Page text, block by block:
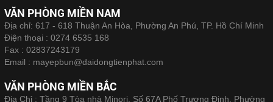
VĂN PHÒNG MIỀN NAM
Địa chỉ: 617 - 618 Thuận An Hòa, Phường An Phú, TP. Hồ Chí Minh
Điện thoại : 0274 6535 168
Fax : 02837243179
Email : mayepbun@daidongtienphat.com
VĂN PHÒNG MIỀN BẮC
Địa Chỉ : Tầng 9 Tòa nhà Minori, Số 67A Phố Trương Định, Phường